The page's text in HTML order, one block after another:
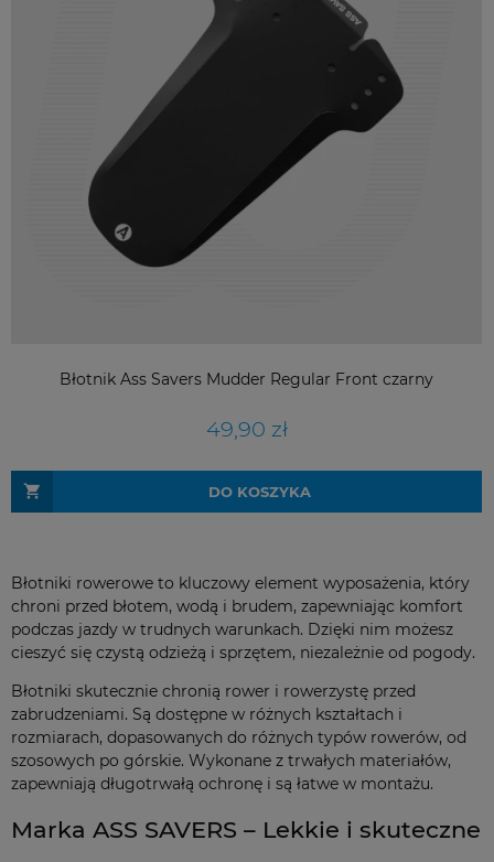
Błotnik Ass Savers Mudder Regular Front czarny
49,90 zł
DO KOSZYKA
Błotniki rowerowe to kluczowy element wyposażenia, który
chroni przed błotem, wodą i brudem, zapewniając komfort
podczas jazdy w trudnych warunkach. Dzięki nim możesz
cieszyć się czystą odzieżą i sprzętem, niezależnie od pogody.
Błotniki skutecznie chronią rower i rowerzystę przed
zabrudzeniami. Są dostępne w różnych kształtach i
rozmiarach, dopasowanych do różnych typów rowerów, od
szosowych po górskie. Wykonane z trwałych materiałów,
zapewniają długotrwałą ochronę i są łatwe w montażu.
Marka ASS SAVERS – Lekkie i skuteczne